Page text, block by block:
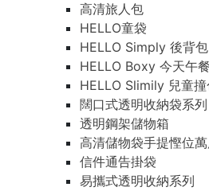
高清旅人包
HELLO童袋
HELLO Simply 後背包
HELLO Boxy 今天午
HELLO Slimily 兒童
闊口式透明收納袋系列
透明鋼架儲物箱
高清儲物袋手提慳位
信件通告掛袋
易攜式透明收納系列